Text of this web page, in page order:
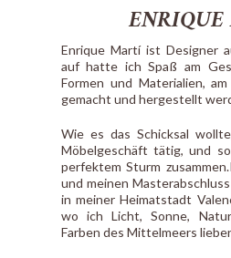
Enrique Martí ist Designer
auf hatte ich Spaß am
Formen und Materialien,
gemacht und hergestellt
Wie es das Schicksal
Möbelgeschäft tätig, und
perfektem Sturm
und meinen
in meiner Heimatstadt
wo ich Licht, Sonne,
Farben des Mittelmeers